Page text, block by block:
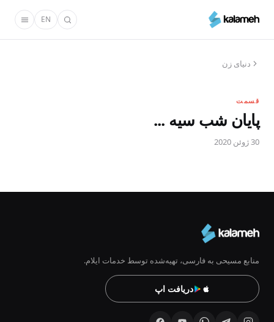
محتوای
EN
دنیای زن
قسمت
پایان شب سیه ...
30 ژوئن 2020
منابع مسیحی به فارسی، تهیه‌شده توسط خدمات ایلام.
دریافت اپ